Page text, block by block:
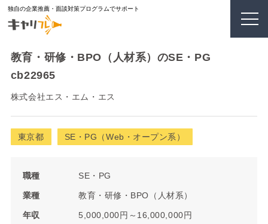
独自の企業推薦・面談対策プログラムでサポート
教育・研修・BPO（人材系）のSE・PG
cb22965
株式会社エス・エム・エス
東京都 SE・PG（Web・オープン系）
職種 SE・PG
業種 教育・研修・BPO（人材系）
年収 5,000,000円～16,000,000円